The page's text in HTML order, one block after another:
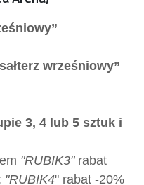
wrześniowy”
3, 4 lub 5 sztuk i
"RUBIK3"rabat
"RUBIK4" rabat -20%